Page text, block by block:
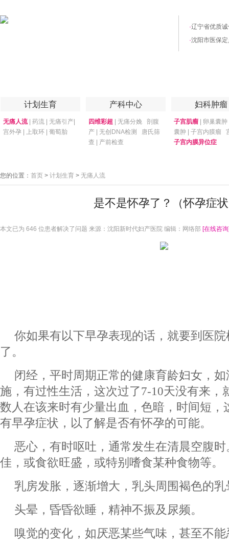
·辽宁省优质
·沈阳市医保
计划生育
无痛人流| 药流 无痛引产
宫外孕
上取环 葡萄胎
产科中心
四维彩超 无痛分娩
剖腹
产
无创DNA检测
唐氏筛
查
产前检查
妇科肿瘤
子宫肌瘤
卵巢囊肿
囊肿
子宫内膜瘤
子宫内膜异位症
您的位置： 首页 > 计划生育 > 无痛人流
是不是怀孕了？（怀孕症
本文已为 646 位患者解决了问题 来源：沈阳新时代妇产医院 编辑：网络部 [在线咨
你如果有以下早孕表现的话，就要到医
了。
闭经，平时周期正常的健康育龄妇女，
施，有过性生活，这次过了7-10天没有来，
数人在该来时有少量出血，色暗，时间短，
有早孕症状，以了解是否有怀孕的可能。
恶心，有时呕吐，通常发生在清晨空腹
佳，或食欲旺盛，或特别嗜食某种食物等。
乳房发胀，逐渐增大，乳头周围褐色的
头晕，昏昏欲睡，精神不振及尿频。
嗅觉的变化，如厌恶某些气味，甚至不能